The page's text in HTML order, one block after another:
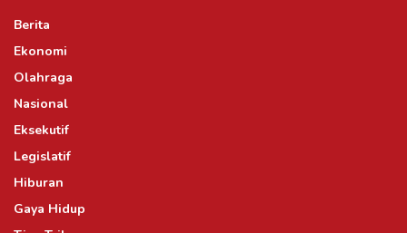
Berita
Ekonomi
Olahraga
Nasional
Eksekutif
Legislatif
Hiburan
Gaya Hidup